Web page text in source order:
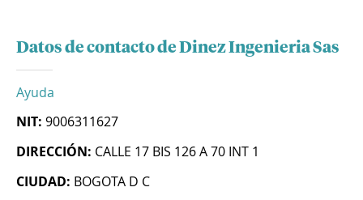
Datos de contacto de Dinez Ingenieria Sas
Ayuda
NIT: 9006311627
DIRECCIÓN: CALLE 17 BIS 126 A 70 INT 1
CIUDAD: BOGOTA D C